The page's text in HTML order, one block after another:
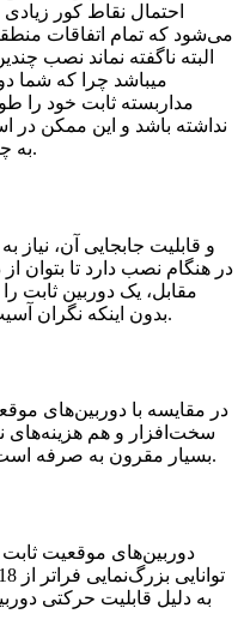
می‌شود که تمام اتفاقات
البته ناگفته نماند نصب
مداربسته ثابت خود را
نداشته باشد و این ممکن در
به چرخش در آیند با نقاط کور همراه باشد.
در هنگام نصب دارد تا بتوان
مقابل، یک دوربین ثابت
بدون اینکه نگران آسیب احتمالی دوربین در حین نصب باشد.
سخت‌افزار و هم
ثابت در مقایسه با دوربین های PTZ بسیار مقرون به صرفه است.
دوربین‌های موقعیت ثابت